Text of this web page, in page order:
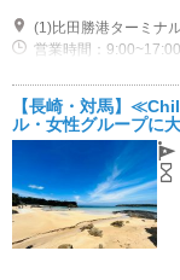
営業時間：9:00~17:00
【長崎・対馬】
ル・女性グループに